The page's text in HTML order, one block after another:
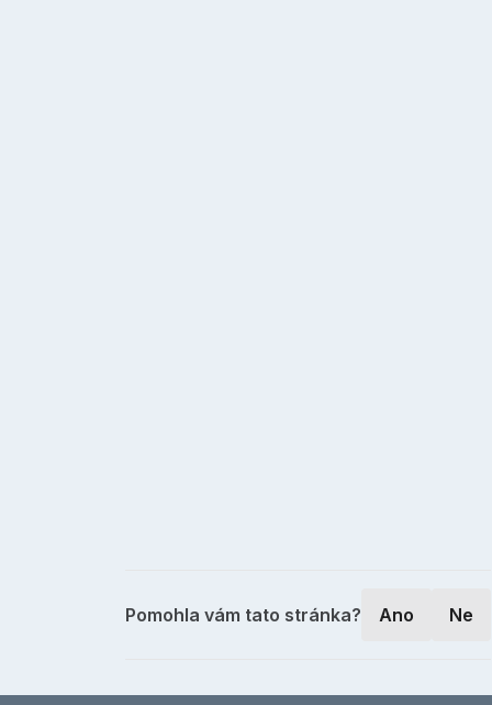
Pomohla vám tato stránka? Ano Ne